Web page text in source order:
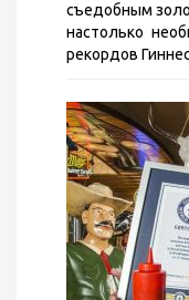
съедобным
настолько
рекордов